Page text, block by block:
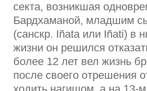
секта, возникшая
Бардхаманой, младшим
(санскр. Iñata или Iñati) в
жизни он решился
более 12 лет вел жизнь
после своего отрешения